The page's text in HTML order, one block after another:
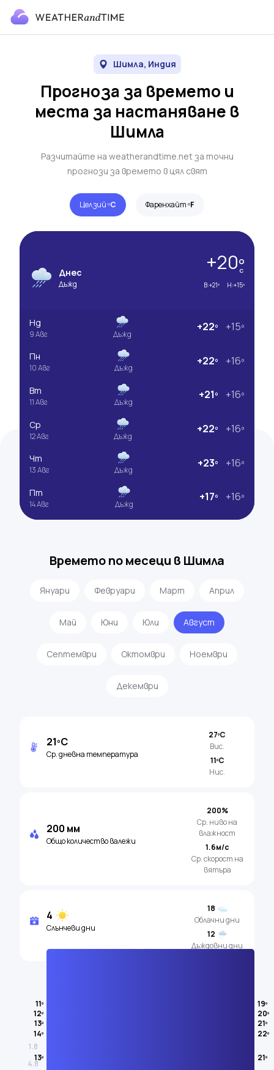
Шимла, Индия
Прогноза за времето и
места за настаняване в
Шимла
Разчитайте на weatherandtime.net за точни
прогнози за времето в цял свят
Целзий ºC Фаренхайт ºF
Днес
Дъжд
+20º
C
В:+21º Н:+15º
Нд
9 Авг Дъжд
+22º +15º
Пн
10 Авг Дъжд
+22º +16º
Вт
11 Авг Дъжд
+21º +16º
Ср
12 Авг Дъжд
+22º +16º
Чт
13 Авг Дъжд
+23º +16º
Пт
14 Авг Дъжд
+17º +16º
Времето по месеци в Шимла
Януари Февруари Март Април
Май Юни Юли Август
Септември Октомври Ноември
Декември
21ºC
Ср. дневна температура
27ºC
Вис.
11ºC
Нис.
200 мм
Общо количество валежи
200%
Ср. ниво на
влажност
1.6м/с
Ср. скорост на
вятъра
4
Слънчеви дни
18
Облачни дни
12
Дъждовни дни
11º 19º
1.8
12º 20º
4.8
13º 21º
14º 22º
13º 21º